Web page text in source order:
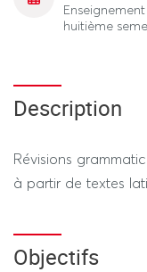
Enseignement
huitième
Description
Révisions
à partir de textes
Objectifs